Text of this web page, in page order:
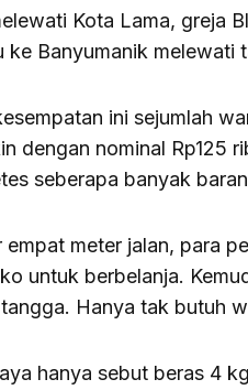
Kota Lama, greja
ke Banyumanik melewati
ini sejumlah
dengan nominal Rp125
seberapa banyak
empat meter jalan, para
untuk berbelanja.
Hanya tak butuh
hanya sebut beras 4